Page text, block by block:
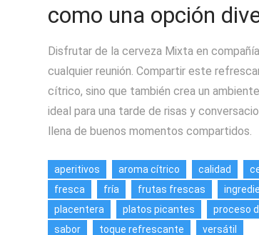
como una opción
Disfrutar de la cerveza Mixta en
cualquier reunión. Compartir este
cítrico, sino que también crea un
ideal para una tarde de risas y
llena de buenos momentos compartidos.
aperitivos aroma cítrico calidad
fresca
fría frutas frescas
placentera
platos picantes proceso
sabor
toque refrescante versátil